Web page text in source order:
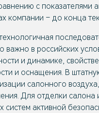
с показателями
компании – до конца
важно в российских
и динамике,
и оснащения. В
салонного
Для отделки
систем активной